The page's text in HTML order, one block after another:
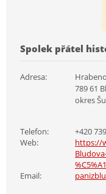
Spolek přátel
Adresa:
789 61
okres
Telefon:
+420
Web:
https://
Email: